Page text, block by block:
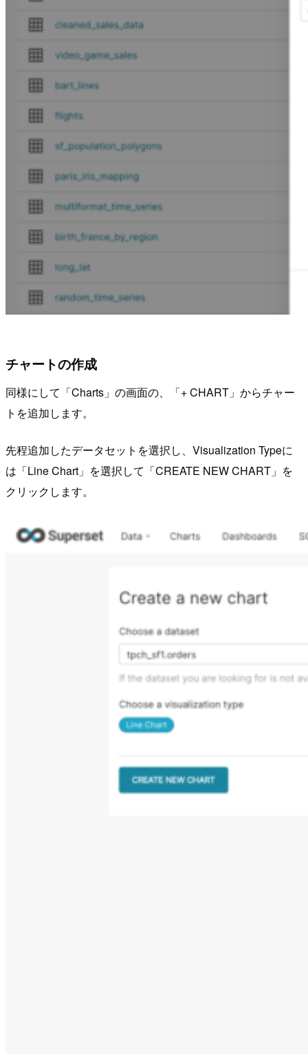
チャートの作成
同様にして「Charts」の画面の、「+ CHART」からチャー
トを追加します。
先程追加したデータセットを選択し、Visualization Typeに
は「Line Chart」を選択して「CREATE NEW CHART」を
クリックします。